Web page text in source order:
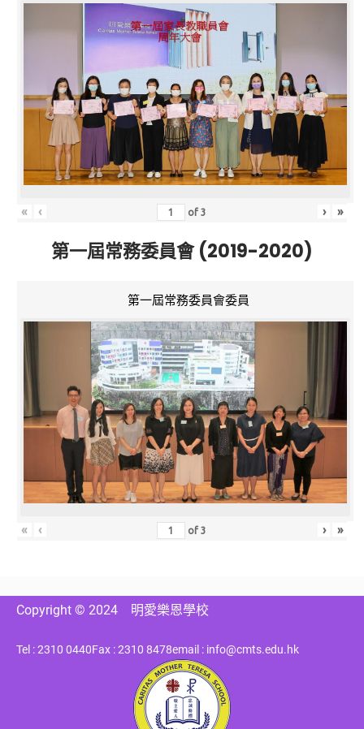
« ‹ of3 › »
第一屆常務委員會 (2019-2020)
第一屆常務委員會委員
« ‹ of3 › »
Copyright © 2024 明愛樂恩學校
Tel : 2310 0440Fax : 2310 8478email : info@cmts.edu.hk